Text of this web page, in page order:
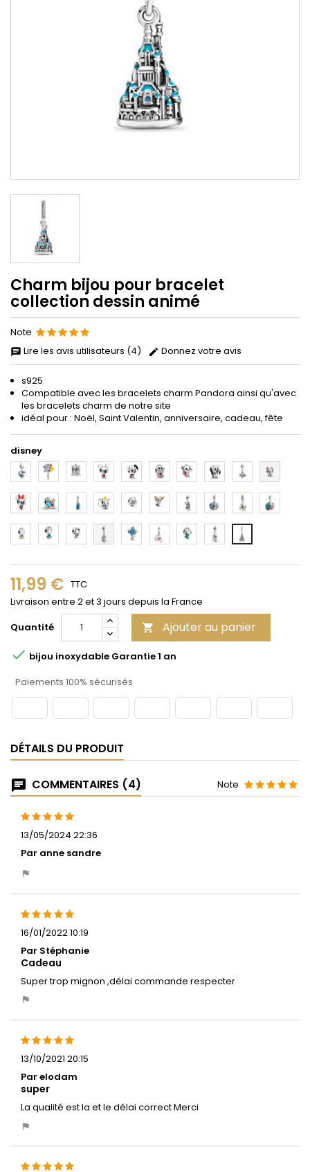
Charm bijou pour bracelet
collection dessin animé
Note
Lire les avis utilisateurs (4)
Donnez votre avis
s925
Compatible avec les bracelets charm Pandora ainsi qu'avec
les bracelets charm de notre site
idéal pour : Noël, Saint Valentin, anniversaire, cadeau, fête
disney
2 4 7 10
11 12 14 15 16 20
21 22 23 24 25 26 27 28 29
11,99 € TTC
Livraison entre 2 et 3 jours depuis la France
Quantité
 Ajouter au panier
 bijou inoxydable Garantie 1 an
Paiements 100% sécurisés
DÉTAILS DU PRODUIT
COMMENTAIRES (4) Note
13/05/2024 22:36
Par anne sandre
16/01/2022 10:19
Par Stéphanie
Cadeau
Super trop mignon ,délai commande respecter
13/10/2021 20:15
Par elodam
super
La qualité est la et le délai correct Merci